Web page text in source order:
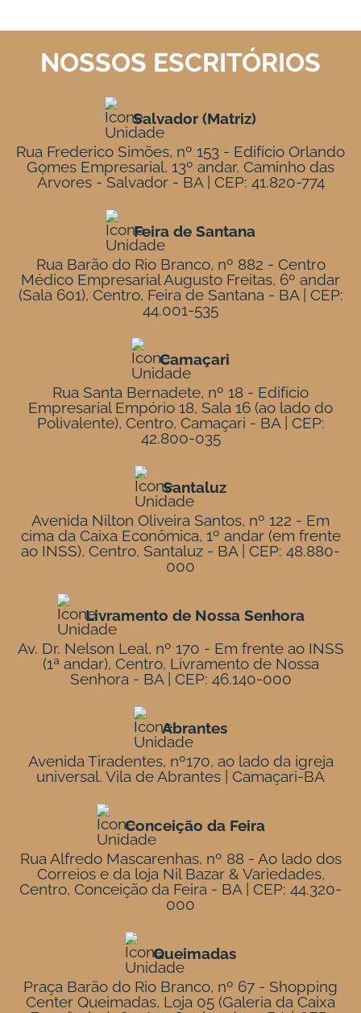
NOSSOS ESCRITÓRIOS
Salvador (Matriz)
Rua Frederico Simões, nº 153 - Edifício Orlando
Gomes Empresarial, 13º andar, Caminho das
Árvores - Salvador - BA | CEP: 41.820-774
Feira de Santana
Rua Barão do Rio Branco, nº 882 - Centro
Médico Empresarial Augusto Freitas, 6º andar
(Sala 601), Centro, Feira de Santana - BA | CEP:
44.001-535
Camaçari
Rua Santa Bernadete, nº 18 - Edifício
Empresarial Empório 18, Sala 16 (ao lado do
Polivalente), Centro, Camaçari - BA | CEP:
42.800-035
Santaluz
Avenida Nilton Oliveira Santos, nº 122 - Em
cima da Caixa Econômica, 1º andar (em frente
ao INSS), Centro, Santaluz - BA | CEP: 48.880-
000
Livramento de Nossa Senhora
Av. Dr. Nelson Leal, nº 170 - Em frente ao INSS
(1ª andar), Centro, Livramento de Nossa
Senhora - BA | CEP: 46.140-000
Abrantes
Avenida Tiradentes, nº170, ao lado da igreja
universal. Vila de Abrantes | Camaçari-BA
Conceição da Feira
Rua Alfredo Mascarenhas, nº 88 - Ao lado dos
Correios e da loja Nil Bazar & Variedades,
Centro, Conceição da Feira - BA | CEP: 44.320-
000
Queimadas
Praça Barão do Rio Branco, nº 67 - Shopping
Center Queimadas, Loja 05 (Galeria da Caixa